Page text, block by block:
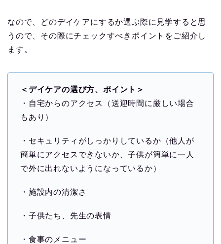
なので、どのデイケアにするか選ぶ際に見学すると思
うので、その際にチェックすべきポイントをご紹介し
ます。
＜デイケアの選び方、ポイント＞
・自宅からのアクセス（送迎時間に厳しい場合
もあり）
・セキュリティがしっかりしているか（他人が
簡単にアクセスできないか、子供が簡単に一人
で外に出れないようになっているか）
・施設内の清潔さ
・子供たち、先生の表情
・食事のメニュー